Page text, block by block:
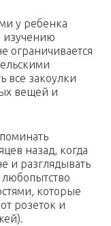
у ребенка
изучению
ограничивается
все закоулки
вещей и
назад, когда
и разглядывать
которые
розеток и